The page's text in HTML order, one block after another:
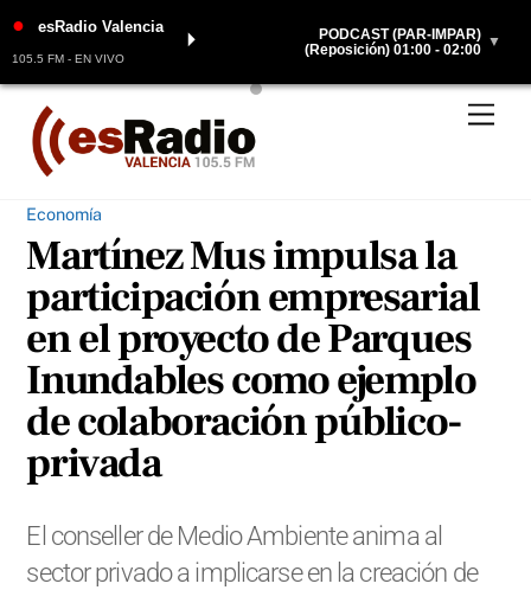
Skip
content
● esRadio Valencia
105.5 FM - EN VIVO
⏵
PODCAST (PAR-IMPAR)
(Reposición) 01:00 - 02:00 ▼
Economía
Martínez Mus impulsa la
participación empresarial
en el proyecto de Parques
Inundables como ejemplo
de colaboración público-
privada
El conseller de Medio Ambiente anima al
sector privado a implicarse en la creación de